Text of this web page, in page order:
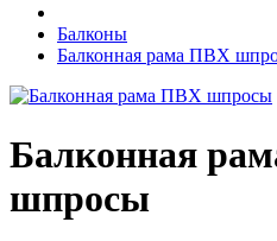
Балконы
Балконная рама ПВХ
Балконная
шпросы